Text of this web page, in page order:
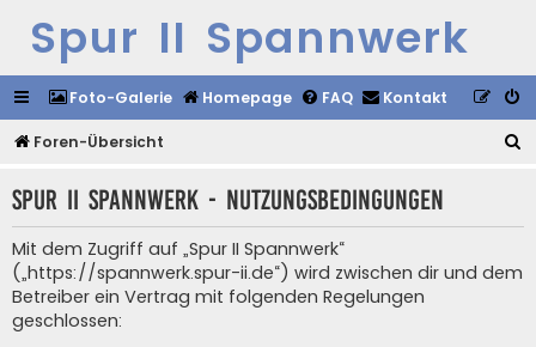
Spur II Spannwerk
Foto-Galerie Homepage FAQ Kontakt
Foren-Übersicht
h
Spur II Spannwerk - Nutzungsbedingungen
Mit dem Zugriff auf „Spur II Spannwerk“
(„https://spannwerk.spur-ii.de“) wird zwischen dir und dem
Betreiber ein Vertrag mit folgenden Regelungen
geschlossen: